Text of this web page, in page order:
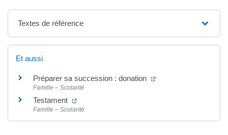
Textes de référence
Et aussi
Préparer sa succession : donation
Famille – Scolarité
Testament
Famille – Scolarité